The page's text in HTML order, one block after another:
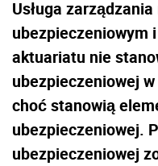
Usługa
ubezpieczeniowym
aktuariatu nie
ubezpieczeniowej
choć stanowią
ubezpieczeniowej.
ubezpieczeniowej